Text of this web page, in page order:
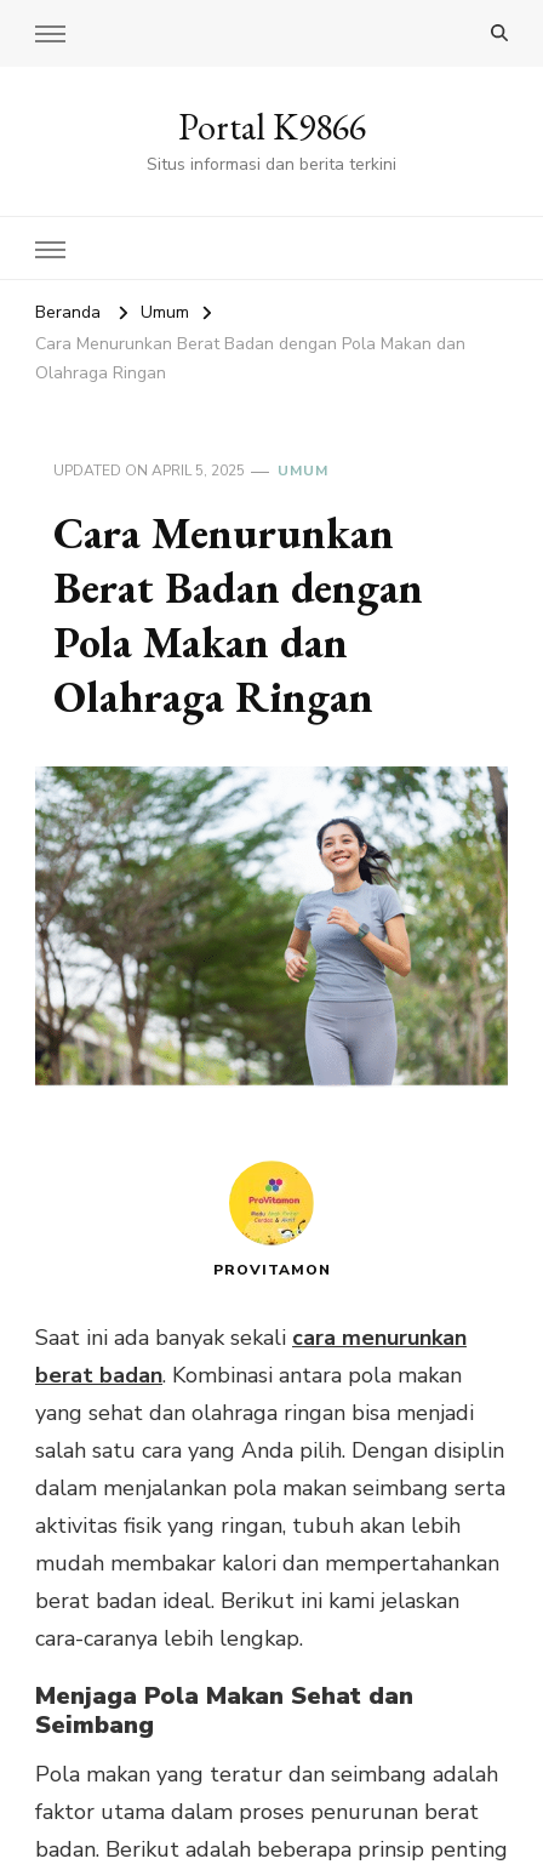
Portal K9866
Situs informasi dan berita terkini
Beranda
Umum
Cara Menurunkan Berat Badan dengan Pola Makan dan
Olahraga Ringan
UPDATED ON APRIL 5, 2025 UMUM
Cara Menurunkan
Berat Badan dengan
Pola Makan dan
Olahraga Ringan
PROVITAMON
Saat ini ada banyak sekali cara menurunkan
berat badan. Kombinasi antara pola makan
yang sehat dan olahraga ringan bisa menjadi
salah satu cara yang Anda pilih. Dengan disiplin
dalam menjalankan pola makan seimbang serta
aktivitas fisik yang ringan, tubuh akan lebih
mudah membakar kalori dan mempertahankan
berat badan ideal. Berikut ini kami jelaskan
cara-caranya lebih lengkap.
Menjaga Pola Makan Sehat dan
Seimbang
Pola makan yang teratur dan seimbang adalah
faktor utama dalam proses penurunan berat
badan. Berikut adalah beberapa prinsip penting